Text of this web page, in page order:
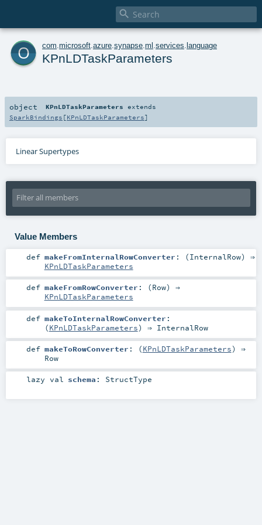

o com microsoft azure synapse ml services language
KPnLDTaskParameters
object KPnLDTaskParameters extends
SparkBindings [KPnLDTaskParameters]
Linear Supertypes
Value Members
def makeFromInternalRowConverter : (InternalRow) ⇒
KPnLDTaskParameters
def makeFromRowConverter : (Row) ⇒
KPnLDTaskParameters
def makeToInternalRowConverter :
(KPnLDTaskParameters) ⇒ InternalRow
def makeToRowConverter : (KPnLDTaskParameters) ⇒
Row
lazy val schema : StructType